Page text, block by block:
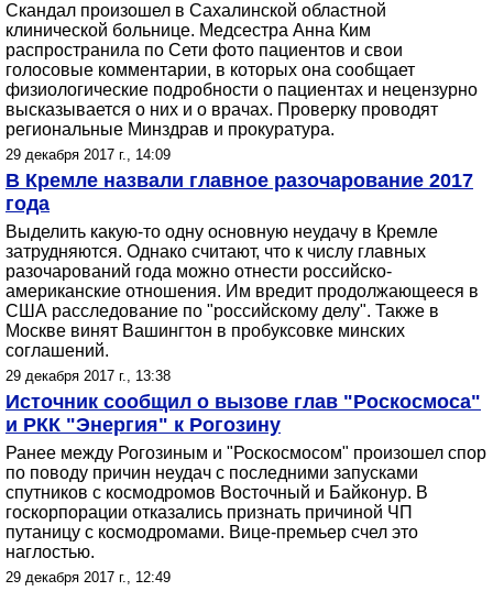
Скандал произошел в Сахалинской областной
клинической больнице. Медсестра Анна Ким
распространила по Сети фото пациентов и свои
голосовые комментарии, в которых она сообщает
физиологические подробности о пациентах и нецензурно
высказывается о них и о врачах. Проверку проводят
региональные Минздрав и прокуратура.
29 декабря 2017 г., 14:09
В Кремле назвали главное разочарование 2017
года
Выделить какую-то одну основную неудачу в Кремле
затрудняются. Однако считают, что к числу главных
разочарований года можно отнести российско-
американские отношения. Им вредит продолжающееся в
США расследование по "российскому делу". Также в
Москве винят Вашингтон в пробуксовке минских
соглашений.
29 декабря 2017 г., 13:38
Источник сообщил о вызове глав "Роскосмоса"
и РКК "Энергия" к Рогозину
Ранее между Рогозиным и "Роскосмосом" произошел спор
по поводу причин неудач с последними запусками
спутников с космодромов Восточный и Байконур. В
госкорпорации отказались признать причиной ЧП
путаницу с космодромами. Вице-премьер счел это
наглостью.
29 декабря 2017 г., 12:49